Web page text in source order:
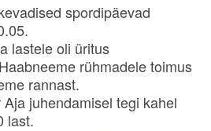
spordipäevad
lastele oli üritus
rühmadele toimus
rannast.
juhendamisel tegi kahel
last.